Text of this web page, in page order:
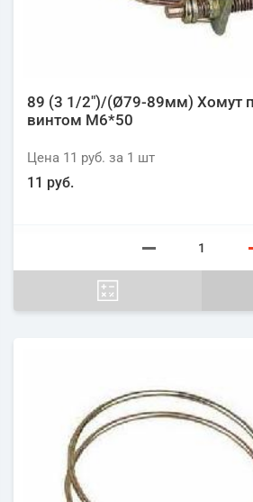
89 (3 1/2")/(Ø79-89мм) Хомут
винтом М6*50
Цена 11 руб. за 1 шт
11 руб.